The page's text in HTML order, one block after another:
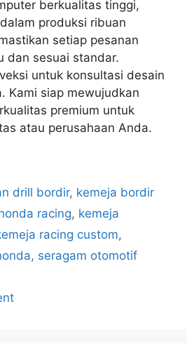
berkualitas tinggi,
produksi ribuan
setiap pesanan
dan sesuai standar.
untuk konsultasi desain
Kami siap mewujudkan
premium untuk
atau perusahaan Anda.
drill bordir, kemeja bordir
racing, kemeja
racing custom,
, seragam otomotif